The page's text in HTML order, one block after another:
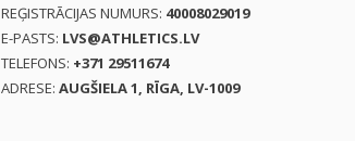
REĢISTRĀCIJAS NUMURS: 40008029019
E-PASTS: LVS@ATHLETICS.LV
TELEFONS: +371 29511674
ADRESE: AUGŠIELA 1, RĪGA, LV-1009